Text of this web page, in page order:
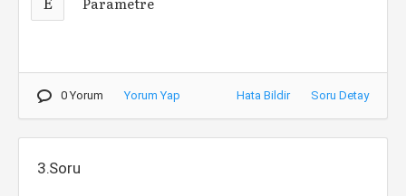
0 Yorum Yorum Yap Hata Bildir Soru Detay
3.Soru